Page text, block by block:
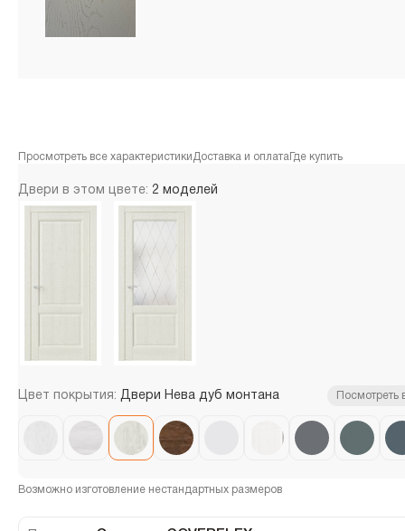
Просмотреть все характеристики Доставка и оплата Где купить
Двери в этом цвете: 2 моделей
Цвет покрытия: Двери Нева дуб монтана Посмотреть
Возможно изготовление нестандартных размеров